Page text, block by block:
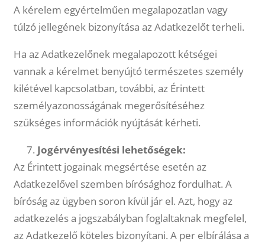
A kérelem egyértelműen megalapozatlan vagy
túlzó jellegének bizonyítása az Adatkezelőt terheli.
Ha az Adatkezelőnek megalapozott kétségei
vannak a kérelmet benyújtó természetes személy
kilétével kapcsolatban, további, az Érintett
személyazonosságának megerősítéséhez
szükséges információk nyújtását kérheti.
Jogérvényesítési lehetőségek:
Az Érintett jogainak megsértése esetén az
Adatkezelővel szemben bírósághoz fordulhat. A
bíróság az ügyben soron kívül jár el. Azt, hogy az
adatkezelés a jogszabályban foglaltaknak megfelel,
az Adatkezelő köteles bizonyítani. A per elbírálása a